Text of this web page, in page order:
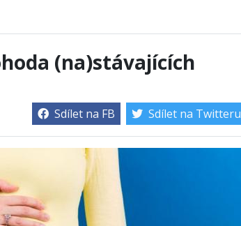
(na)stávajících
Sdílet na FB Sdílet na Twitteru